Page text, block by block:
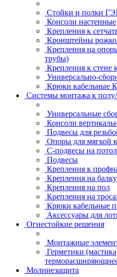
Стойки и полки
Консоли настенные
Крепления к
Кронштейны
Крепления на
трубы)
Крепления к стене
Универсально-
Крюки кабельные
Системы монтажа к
Универсальные
Консоли
Подвесы для
Опоры для мягкой
С-подвесы на
Подвесы
Крепления к
Крепления на балку
Крепления на пол
Крепления на
Крюки кабельные
Аксессуары для
Огнестойкие решения
Монтажные
Герметики
Молниезащита